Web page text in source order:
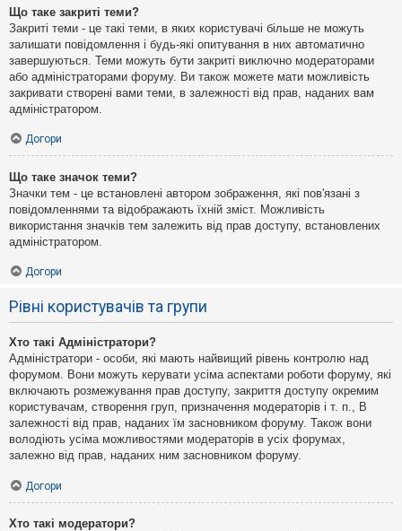
Що таке закриті теми?
Закриті теми - це такі теми, в яких користувачі більше не можуть
залишати повідомлення і будь-які опитування в них автоматично
завершуються. Теми можуть бути закриті виключно модераторами
або адміністраторами форуму. Ви також можете мати можливість
закривати створені вами теми, в залежності від прав, наданих вам
адміністратором.
Догори
Що таке значок теми?
Значки тем - це встановлені автором зображення, які пов'язані з
повідомленнями та відображають їхній зміст. Можливість
використання значків тем залежить від прав доступу, встановлених
адміністратором.
Догори
Рівні користувачів та групи
Хто такі Адміністратори?
Адміністратори - особи, які мають найвищий рівень контролю над
форумом. Вони можуть керувати усіма аспектами роботи форуму, які
включають розмежування прав доступу, закриття доступу окремим
користувачам, створення груп, призначення модераторів і т. п., В
залежності від прав, наданих їм засновником форуму. Також вони
володіють усіма можливостями модераторів в усіх форумах,
залежно від прав, наданих ним засновником форуму.
Догори
Хто такі модератори?